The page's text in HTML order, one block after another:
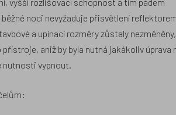
noci nevyžaduje přisvětlení
a upínací rozměry zůstaly
aniž by byla nutná jakákoliv úprava
nutnosti vypnout.